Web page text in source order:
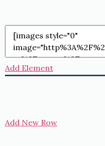
Add Element
Add New Row